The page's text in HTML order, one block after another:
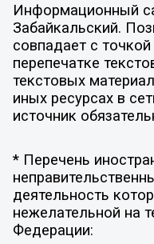
Информационный
Забайкальский.
совпадает с
перепечатке
текстовых
иных ресурсах в
источник
* Перечень
деятельность
нежелательной на
Федерации: